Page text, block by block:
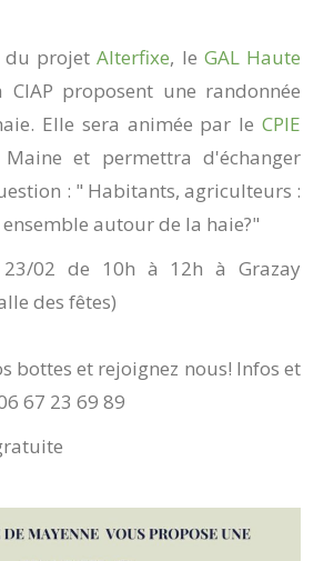
du projetAlterfixe, le GAL Haute
CIAP proposent une randonnée
Elle sera animée par le CPIE
Maine et permettra d'échanger
: " Habitants, agriculteurs :
autour de la haie?"
23/02 de 10h à 12h à Grazay
des fêtes)
bottes et rejoignez nous! Infos et
67 23 69 89